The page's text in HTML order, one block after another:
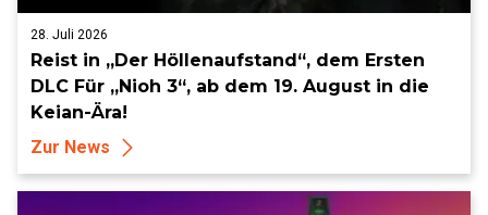
28. Juli 2026
Reist in „Der Höllenaufstand“, dem Ersten
DLC Für „Nioh 3“, ab dem 19. August in die
Keian-Ära!
Zur News